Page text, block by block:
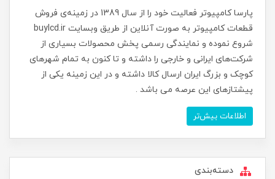
پارسا کامپیوتر فعالیت خود را از سال 1389 در زمینه‌ی فروش
قطعات کامپیوتر به صورت آنلاین از طریق وبسایت buylcd.ir
شروع نموده و نمایندگی رسمی پخش محصولات بسیاری از
شرکت‌های ایرانی و خارجی را داشته و تا کنون به تمام شهرهای
کوچک و بزرگ ایران ارسال کالا داشته و در این زمینه یکی از
پیشتازهای این عرصه می باشد .
اطلاعات بیش‌تر
دسته‌بندی